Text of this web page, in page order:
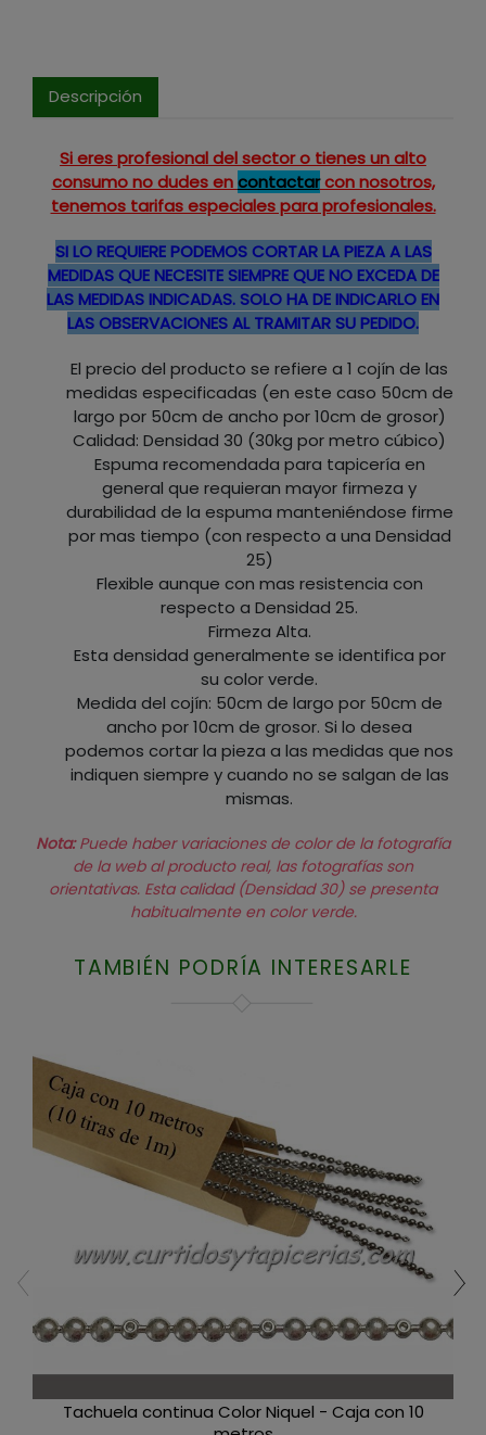
Descripción
Si eres profesional del sector o tienes un alto
consumo no dudes encontactarcon nosotros,
tenemos tarifas especiales para profesionales.
SI LO REQUIERE PODEMOS CORTAR LA PIEZA A LAS
MEDIDAS QUE NECESITE SIEMPRE QUE NO EXCEDA DE
LAS MEDIDAS INDICADAS. SOLO HA DE INDICARLO EN
LAS OBSERVACIONES AL TRAMITAR SU PEDIDO.
El precio del producto se refiere a 1 cojín de las
medidas especificadas (en este caso 50cm de
largo por 50cm de ancho por 10cm de grosor)
Calidad: Densidad 30 (30kg por metro cúbico)
Espuma recomendada para tapicería en
general que requieran mayor firmeza y
durabilidad de la espuma manteniéndose firme
por mas tiempo (con respecto a una Densidad
25)
Flexible aunque con mas resistencia con
respecto a Densidad 25.
Firmeza Alta.
Esta densidad generalmente se identifica por
su color verde.
Medida del cojín: 50cm de largo por 50cm de
ancho por 10cm de grosor. Si lo desea
podemos cortar la pieza a las medidas que nos
indiquen siempre y cuando no se salgan de las
mismas.
Nota:Puede haber variaciones de color de la fotografía
de la web al producto real, las fotografías son
orientativas. Esta calidad (Densidad 30) se presenta
habitualmente en color verde.
TAMBIÉN PODRÍA INTERESARLE
Tachuela continua Color Niquel - Caja con 10